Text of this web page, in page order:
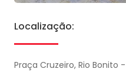
Localização:
Praça Cruzeiro, Rio Bonito -